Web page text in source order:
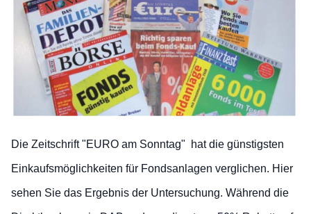
Die Zeitschrift "EURO am Sonntag" hat die günstigsten
Einkaufsmöglichkeiten für Fondsanlagen verglichen. Hier
sehen Sie das Ergebnis der Untersuchung. Während die